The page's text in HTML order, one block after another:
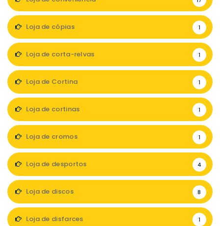
Loja de cópias 1
Loja de corta-relvas 1
Loja de Cortina 1
Loja de cortinas 1
Loja de cromos 1
Loja de desportos 4
Loja de discos 8
Loja de disfarces 1